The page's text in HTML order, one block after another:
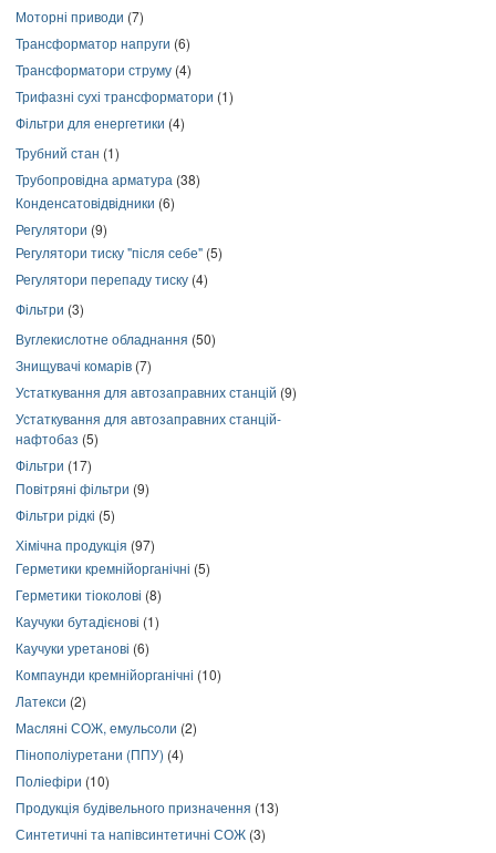
Моторні приводи (7)
Трансформатор напруги (6)
Трансформатори струму (4)
Трифазні сухі трансформатори (1)
Фільтри для енергетики (4)
Трубний стан (1)
Трубопровідна арматура (38)
Конденсатовідвідники (6)
Регулятори (9)
Регулятори тиску "після себе" (5)
Регулятори перепаду тиску (4)
Фільтри (3)
Вуглекислотне обладнання (50)
Знищувачі комарів (7)
Устаткування для автозаправних станцій (9)
Устаткування для автозаправних станцій-
нафтобаз (5)
Фільтри (17)
Повітряні фільтри (9)
Фільтри рідкі (5)
Хімічна продукція (97)
Герметики кремнійорганічні (5)
Герметики тіоколові (8)
Каучуки бутадієнові (1)
Каучуки уретанові (6)
Компаунди кремнійорганічні (10)
Латекси (2)
Масляні СОЖ, емульсоли (2)
Пінополіуретани (ППУ) (4)
Поліефіри (10)
Продукція будівельного призначення (13)
Синтетичні та напівсинтетичні СОЖ (3)